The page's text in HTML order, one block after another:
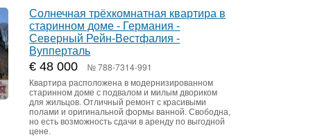
Солнечная трёхкомнатная квартира в
старинном доме - Германия -
Северный Рейн-Вестфалия -
Вупперталь
€ 48 000 № 788-7314-991
Квартира расположена в модернизированном
старинном доме с подвалом и милым двориком
для жильцов. Отличный ремонт с красивыми
полами и оригинальной формы ванной. Свободна,
но есть возможность сдачи в аренду по выгодной
цене.